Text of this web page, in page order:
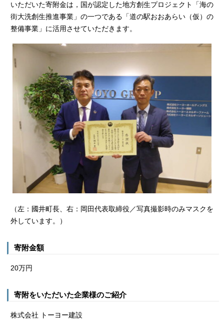
いただいた寄附金は，国が認定した地方創生プロジェクト「海の
街大洗創生推進事業」の一つである「道の駅おおあらい（仮）の
整備事業」に活用させていただきます。
（左：國井町長、右：岡田代表取締役／写真撮影時のみマスクを
外しています。）
寄附金額
20万円
寄附をいただいた企業様のご紹介
株式会社 トーヨー建設